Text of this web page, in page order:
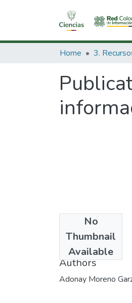
Home
No
Thumbnail
Available
1991
Authors
Adonay Moreno